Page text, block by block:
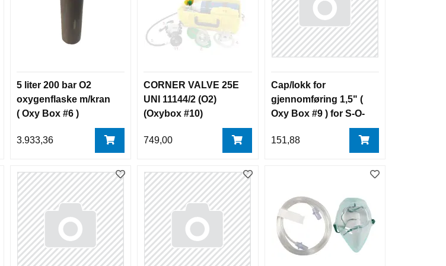
5 liter 200 bar O2
oxygenflaske m/kran
( Oxy Box #6 )
3.933,36
CORNER VALVE 25E
UNI 11144/2 (O2)
(Oxybox #10)
749,00
Cap/lokk for
gjennomføring 1,5" (
Oxy Box #9 ) for S-O-
151,88